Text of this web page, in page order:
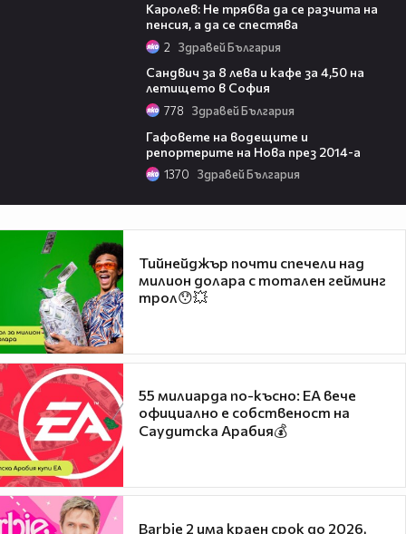
Каролев: Не трябва да се разчита на
пенсия, а да се спестява
2 Здравей България
Сандвич за 8 лева и кафе за 4,50 на
летището в София
778 Здравей България
Гафовете на водещите и
репортерите на Нова през 2014-а
1370 Здравей България
Тийнейджър почти спечели над
милион долара с тотален гейминг
трол😯💥
55 милиарда по-късно: EA вече
официално е собственост на
Саудитска Арабия💰
Barbie 2 има краен срок до 2026,